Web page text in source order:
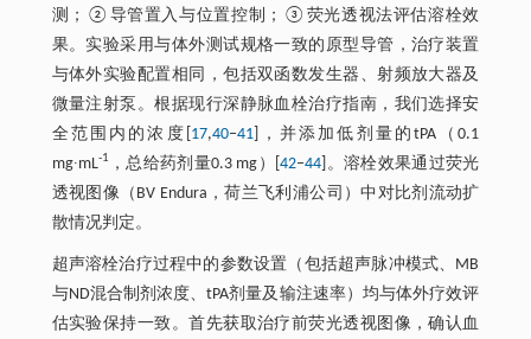
测；②导管置入与位置控制；③荧光透视法评估溶栓效
果。实验采用与体外测试规格一致的原型导管，治疗装置
与体外实验配置相同，包括双函数发生器、射频放大器及
微量注射泵。根据现行深静脉血栓治疗指南，我们选择安
全范围内的浓度[ 17,40‒41]，并添加低剂量的tPA（0.1
mg∙mL-1 ，总给药剂量0.3 mg）[42‒44 ]。溶栓效果通过荧光
透视图像（BV Endura，荷兰飞利浦公司）中对比剂流动扩
散情况判定。
超声溶栓治疗过程中的参数设置（包括超声脉冲模式、MB
与ND混合制剂浓度、tPA剂量及输注速率）均与体外疗效评
估实验保持一致。首先获取治疗前荧光透视图像，确认血